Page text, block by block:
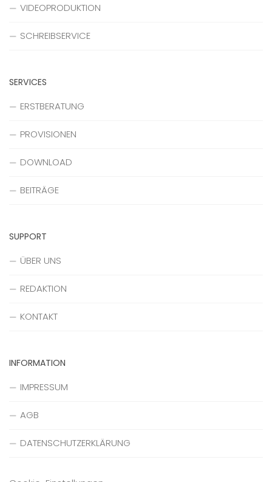
VIDEOPRODUKTION
SCHREIBSERVICE
SERVICES
ERSTBERATUNG
PROVISIONEN
DOWNLOAD
BEITRÄGE
SUPPORT
ÜBER UNS
REDAKTION
KONTAKT
INFORMATION
IMPRESSUM
AGB
DATENSCHUTZERKLÄRUNG